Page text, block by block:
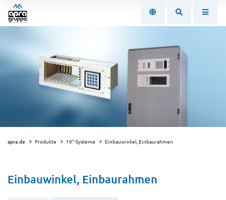
apra.de Produkte 19"-Systeme Einbauwinkel, Einbaurahmen
Einbauwinkel, Einbaurahmen